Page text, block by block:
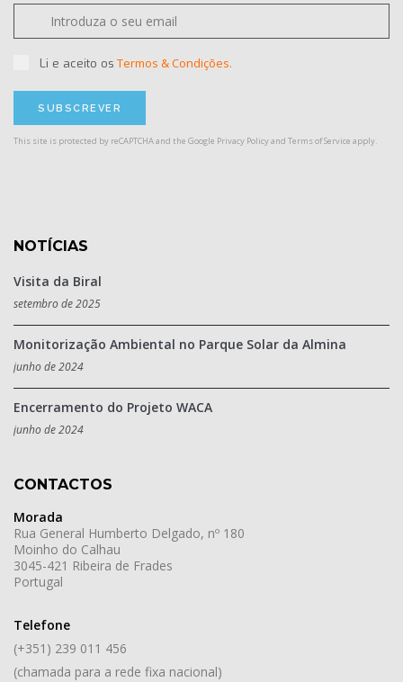
Li e aceito os Termos & Condições.
This site is protected by reCAPTCHA and the Google Privacy Policyand Terms of Service apply.
NOTÍCIAS
Visita da Biral
setembro de 2025
Monitorização Ambiental no Parque Solar da Almina
junho de 2024
Encerramento do Projeto WACA
junho de 2024
CONTACTOS
Morada
Rua General Humberto Delgado, nº 180
Moinho do Calhau
3045-421 Ribeira de Frades
Portugal
Telefone
(+351) 239 011 456
(chamada para a rede fixa nacional)